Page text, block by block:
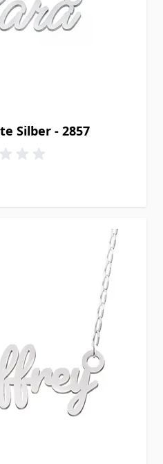
Silber - 2857